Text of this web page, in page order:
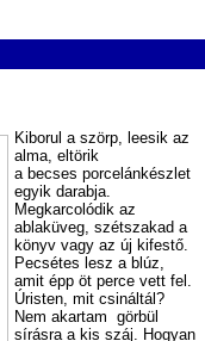
Kiborul a szörp, leesik az
alma, eltörik
a becses porcelánkészlet
egyik darabja.
Megkarcolódik az
ablaküveg, szétszakad a
könyv vagy az új kifestő.
Pecsétes lesz a blúz,
amit épp öt perce vett fel.
Úristen, mit csináltál?
Nem akartam ­ görbül
sírásra a kis száj. Hogyan